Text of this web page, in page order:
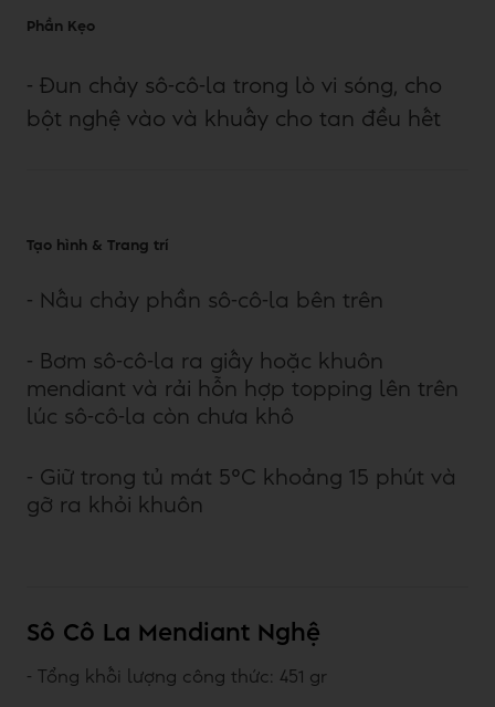
Phần Kẹo
- Đun chảy sô-cô-la trong lò vi sóng, cho
bột nghệ vào và khuấy cho tan đều hết
Tạo hình & Trang trí
- Nấu chảy phần sô-cô-la bên trên
- Bơm sô-cô-la ra giấy hoặc khuôn
mendiant và rải hỗn hợp topping lên trên
lúc sô-cô-la còn chưa khô
- Giữ trong tủ mát 5°C khoảng 15 phút và
gỡ ra khỏi khuôn
Sô Cô La Mendiant Nghệ
- Tổng khối lượng công thức: 451 gr